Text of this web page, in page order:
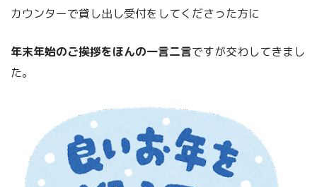
カウンターで貸し出し受付をしてくださった方に
年末年始のご挨拶をほんの一言二言ですが交わしてきまし
た。